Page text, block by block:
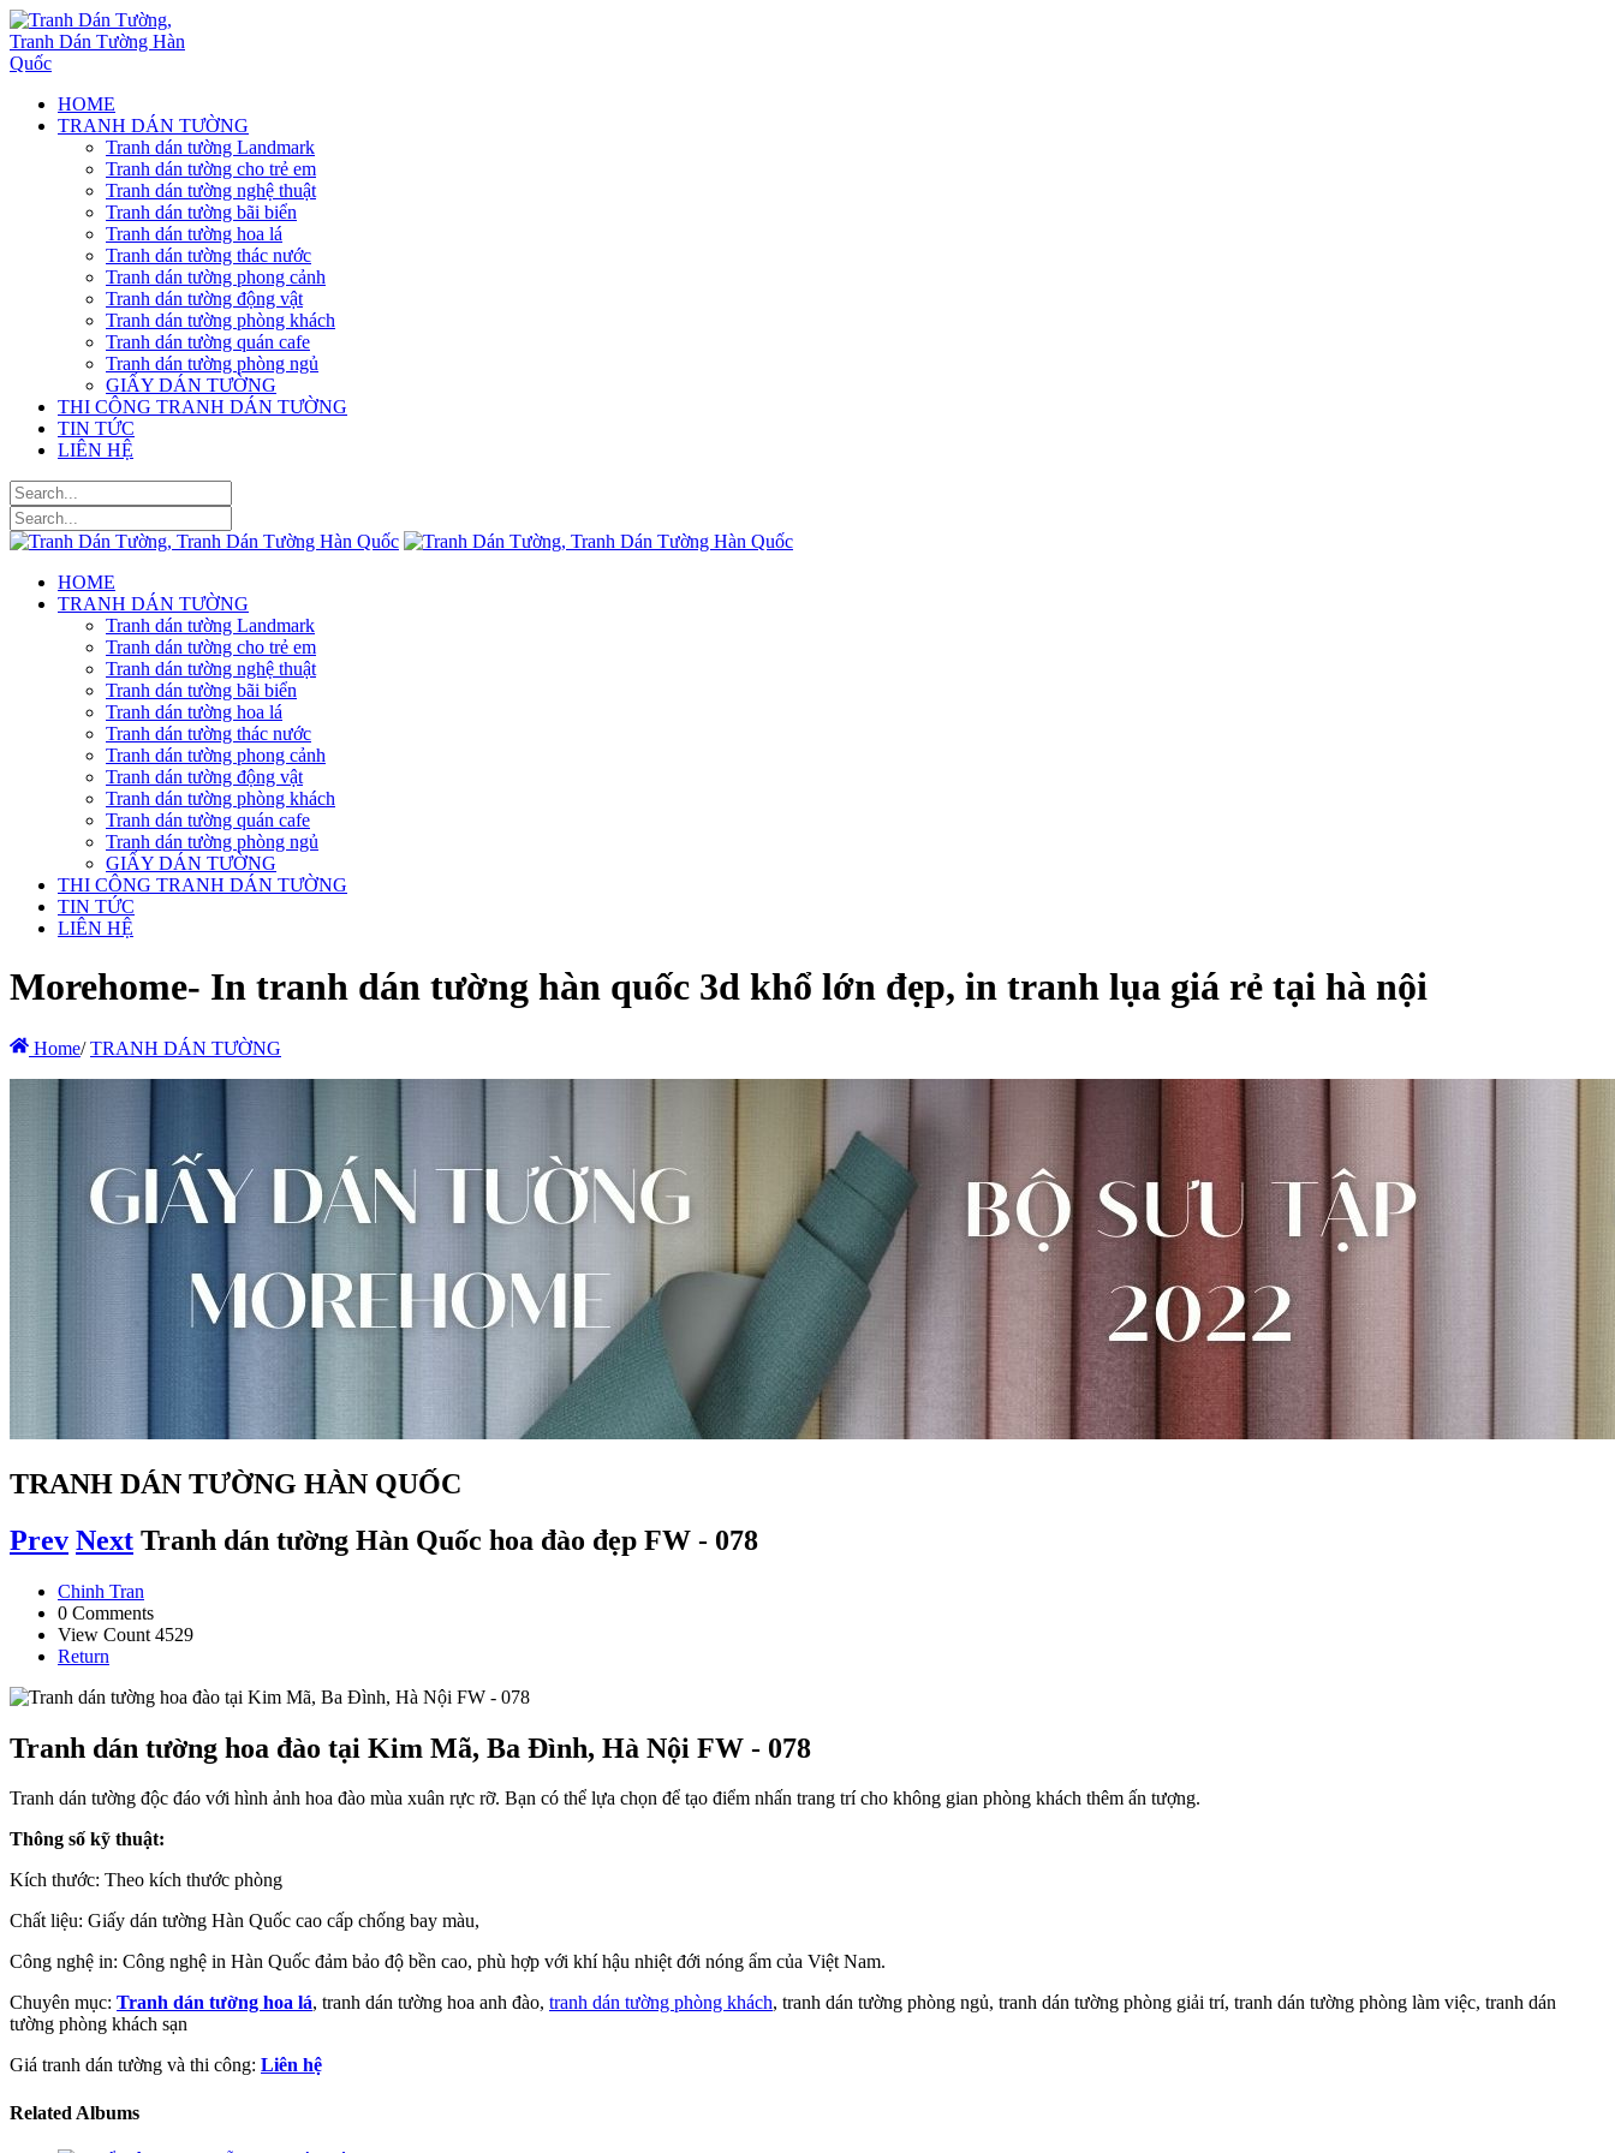
HOME
TRANH DÁN TƯỜNG
Tranh dán tường Landmark
Tranh dán tường cho trẻ em
Tranh dán tường nghệ thuật
Tranh dán tường bãi biển
Tranh dán tường hoa lá
Tranh dán tường thác nước
Tranh dán tường phong cảnh
Tranh dán tường động vật
Tranh dán tường phòng khách
Tranh dán tường quán cafe
Tranh dán tường phòng ngủ
GIẤY DÁN TƯỜNG
THI CÔNG TRANH DÁN TƯỜNG
TIN TỨC
LIÊN HỆ
HOME
TRANH DÁN TƯỜNG
Tranh dán tường Landmark
Tranh dán tường cho trẻ em
Tranh dán tường nghệ thuật
Tranh dán tường bãi biển
Tranh dán tường hoa lá
Tranh dán tường thác nước
Tranh dán tường phong cảnh
Tranh dán tường động vật
Tranh dán tường phòng khách
Tranh dán tường quán cafe
Tranh dán tường phòng ngủ
GIẤY DÁN TƯỜNG
THI CÔNG TRANH DÁN TƯỜNG
TIN TỨC
LIÊN HỆ
Morehome- In tranh dán tường hàn quốc 3d khổ lớn đẹp, in tranh lụa giá rẻ tại hà nội
Home/ TRANH DÁN TƯỜNG
TRANH DÁN TƯỜNG HÀN QUỐC
Prev Next Tranh dán tường Hàn Quốc hoa đào đẹp FW - 078
Chinh Tran
0 Comments
View Count 4529
Return
Tranh dán tường hoa đào tại Kim Mã, Ba Đình, Hà Nội FW - 078
Tranh dán tường độc đáo với hình ảnh hoa đào mùa xuân rực rỡ. Bạn có thể lựa chọn để tạo điểm nhấn trang trí cho không gian phòng khách thêm ấn tượng.
Thông số kỹ thuật:
Kích thước: Theo kích thước phòng
Chất liệu: Giấy dán tường Hàn Quốc cao cấp chống bay màu,
Công nghệ in: Công nghệ in Hàn Quốc đảm bảo độ bền cao, phù hợp với khí hậu nhiệt đới nóng ẩm của Việt Nam.
Chuyên mục: Tranh dán tường hoa lá, tranh dán tường hoa anh đào, tranh dán tường phòng khách, tranh dán tường phòng ngủ, tranh dán tường phòng giải trí, tranh dán tường phòng làm việc, tranh dán
tường phòng khách sạn
Giá tranh dán tường và thi công: Liên hệ
Related Albums